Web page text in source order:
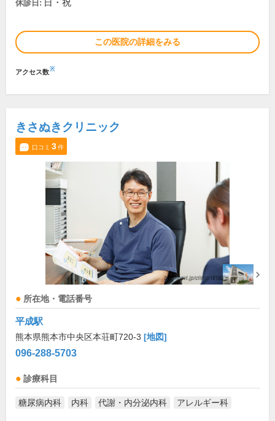
休診日: 日・祝
この医院の詳細をみる
アクセス数※
きさぬきクリニック
口コミ 3件
所在地・電話番号
平成駅
熊本県熊本市中央区本荘町720-3 [地図]
096-288-5703
診療科目
糖尿病内科 内科 代謝・内分泌内科 アレルギー科